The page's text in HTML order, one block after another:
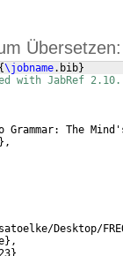
Übersetzen:
{\jobname.bib}
with JabRef
Grammar: The
} ,
Desktop/
} ,